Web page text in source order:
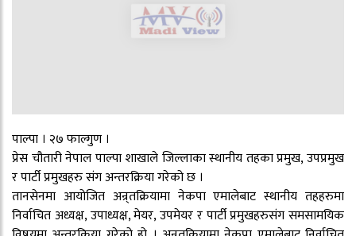
पाल्पा । २७ फाल्गुण ।
प्रेस चौतारी नेपाल पाल्पा शाखाले जिल्लाका स्थानीय तहका प्रमुख, उपप्रमुख
र पार्टी प्रमुखहरु संग अन्तरक्रिया गरेको छ ।
तानसेनमा आयोजित अन्र्तक्रियामा नेकपा एमालेबाट स्थानीय तहहरुमा
निर्वाचित अध्यक्ष, उपाध्यक्ष, मेयर, उपमेयर र पार्टी प्रमुखहरुसंग समसामयिक